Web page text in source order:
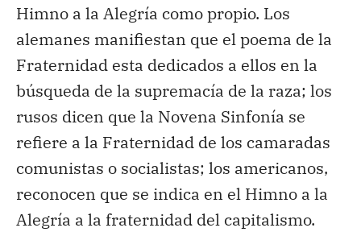
Himno a la Alegría como propio. Los
alemanes manifiestan que el poema de la
Fraternidad esta dedicados a ellos en la
búsqueda de la supremacía de la raza; los
rusos dicen que la Novena Sinfonía se
refiere a la Fraternidad de los camaradas
comunistas o socialistas; los americanos,
reconocen que se indica en el Himno a la
Alegría a la fraternidad del capitalismo.